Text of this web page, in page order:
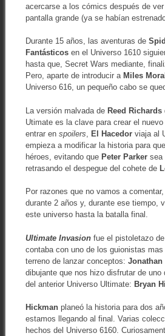
acercarse a los cómics después de
pantalla grande (ya se habían
Durante 15 años, las aventuras de
Fantásticos en el Universo 1610
hasta que, Secret Wars mediante,
Pero, aparte de introducir a Miles
Universo 616, un pequeño cabo se
La versión malvada de Reed Richards
Utimate es la clave para crear el
entrar en spoilers El Hacedorviaja al
empieza a modificar la historia para
héroes, evitando que Peter Parkersea
retrasando el despegue del cohete de
Por razones que no vamos a comentar,
durante 2 años y, durante ese tiempo,
este universo hasta la batalla final.
Ultimate Invasionfue el pistoletazo
contaba con uno de los guionistas
terreno de lanzar conceptos: Jonathan
dibujante que nos hizo disfrutar de
del anterior Universo Ultimate: Bryan
Hickmanplaneó la historia para dos
estamos llegando al final. Varias
hechos del Universo 6160.